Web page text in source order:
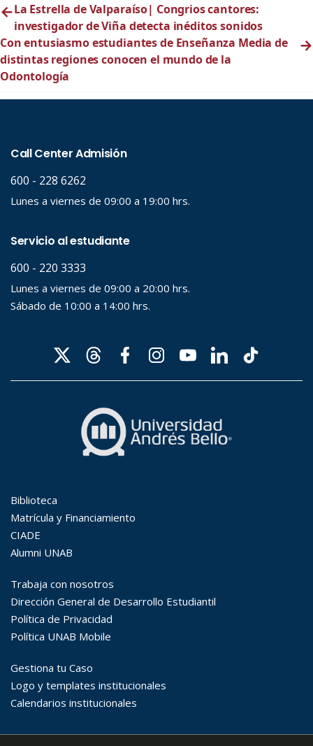
←La Estrella de Valparaíso| Congrios cantores:
investigador de Viña detecta inéditos sonidos
Con entusiasmo estudiantes de Enseñanza Media de
distintas regiones conocen el mundo de la
Odontología
→